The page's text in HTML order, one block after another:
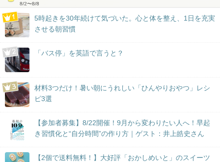
8/2〜8/8
5時起きを30年続けて気づいた。心と体を整え、1日を充実
させる朝習慣
「バス停」を英語で言うと？
材料3つだけ！暑い朝にうれしい「ひんやりおやつ」レシ
ピ3選
【参加者募集】8/22開催！9月から変わりたい人へ！早起
き習慣化と“自分時間”の作り方｜ゲスト：井上皓史さん
【2個で送料無料！】大好評「おかしめいと」のスイーツ